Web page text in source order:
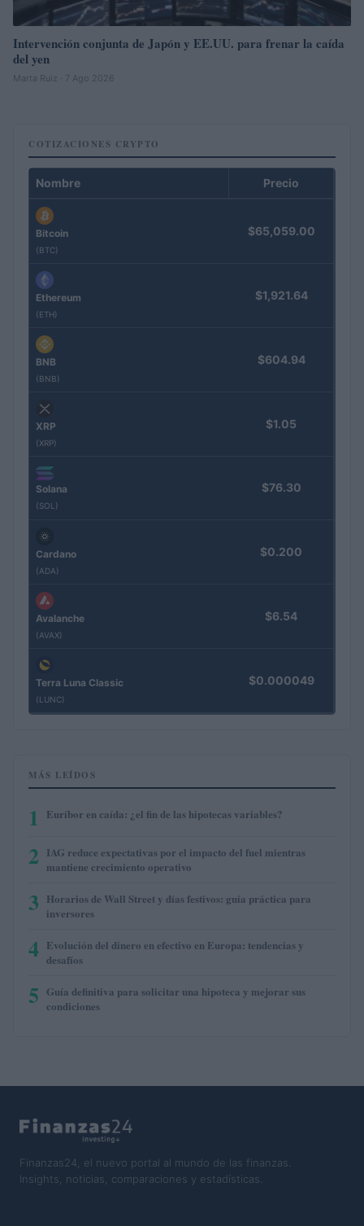
Intervención conjunta de Japón y EE.UU. para frenar la caída
del yen
Marta Ruiz · 7 Ago 2026
COTIZACIONES CRYPTO
Nombre Precio
Bitcoin
(BTC)
$65,059.00
Ethereum
(ETH)
$1,921.64
BNB
(BNB)
$604.94
XRP
(XRP)
$1.05
Solana
(SOL)
$76.30
Cardano
(ADA)
$0.200
Avalanche
(AVAX)
$6.54
Terra Luna Classic
(LUNC)
$0.000049
MÁS LEÍDOS
1 Euríbor en caída: ¿el fin de las hipotecas variables?
2 IAG reduce expectativas por el impacto del fuel mientras
mantiene crecimiento operativo
3 Horarios de Wall Street y días festivos: guía práctica para
inversores
4 Evolución del dinero en efectivo en Europa: tendencias y
desafíos
5 Guía definitiva para solicitar una hipoteca y mejorar sus
condiciones
Finanzas24, el nuevo portal al mundo de las finanzas.
Insights, noticias, comparaciones y estadísticas.